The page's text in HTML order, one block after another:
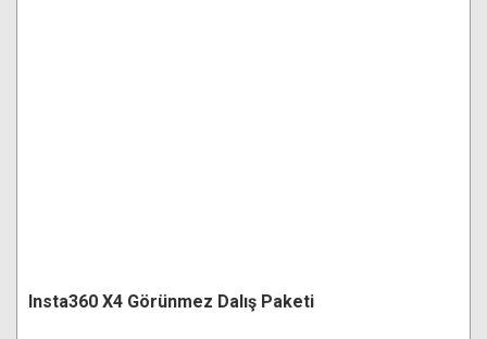
Insta360 X4 Görünmez Dalış Paketi